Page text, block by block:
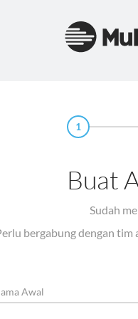
1
Buat
Sudah
bergabung dengan tim
Awal